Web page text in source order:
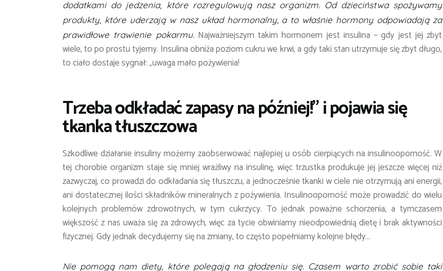
dodatkami do jedzenia, które rozregulowują nasz organizm. Od dzieciństwa spożywamy
produkty, które uderzają w nasz układ hormonalny, a to właśnie hormony odpowiadają za
prawidłowe trawienie pokarmu.Najważniejszym takim hormonem jest insulina – gdy jest jej zbyt
wiele, to po prostu tyjemy. Insulina obniża poziom cukru we krwi, a gdy taki stan utrzymuje się zbyt długo,
to ciało dostaje sygnał: „uwaga mało pożywienia!
Trzeba odkładać zapasy na później!” i pojawia się
tkanka tłuszczowa
Szkodliwe działanie insuliny możemy zaobserwować najlepiej u osób cierpiących na insulinooporność. W
tej chorobie organizm staje się mniej wrażliwy na insulinę, więc trzustka produkuje jej jeszcze więcej niż
zazwyczaj, co prowadzi do odkładania się tłuszczu, a jednocześnie tkanki w ciele nie otrzymują ani energii,
ani dostatecznej ilości składników mineralnych z pożywienia. Insulinooporność może prowadzić do wielu
kolejnych problemów zdrowotnych, w tym cukrzycy. To jednak poważne schorzenia, a tymczasem
większość z nas uważa się za zdrowych, więc za tycie obwiniamy nieodpowiednią dietę i brak aktywności
fizycznej. Gdy jednak decydujemy się na zmiany, to często popełniamy kolejne błędy…
Nie pomogą nam diety, które polegają na głodzeniu się. Czasem warto zrobić sobie taki